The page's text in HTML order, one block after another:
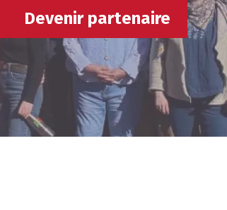
I
Devenir partenaire